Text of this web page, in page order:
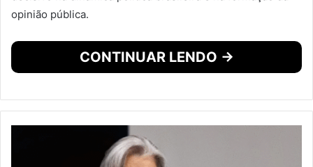
opinião pública.
CONTINUAR LENDO →